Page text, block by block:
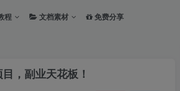
程 文档素材 免费分享
，副业天花板！